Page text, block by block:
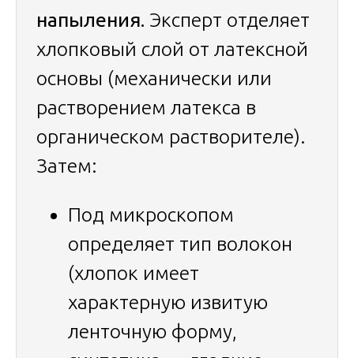
напыления. Эксперт отделяет
хлопковый слой от латексной
основы (механически или
растворением латекса в
органическом растворителе).
Затем:
Под микроскопом
определяет тип волокон
(хлопок имеет
характерную извитую
ленточную форму,